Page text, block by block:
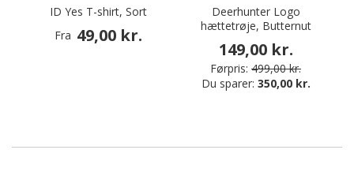
ID Yes T-shirt, Sort
Fra 49,00 kr.
Deerhunter Logo
hættetrøje, Butternut
149,00 kr.
Førpris: 499,00 kr.
Du sparer: 350,00 kr.